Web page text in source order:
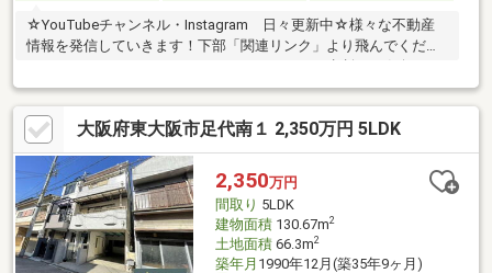
☆YouTubeチャンネル・Instagram 日々更新中☆様々な不動産
情報を発信していきます！下部「関連リンク」より飛んでくださ
に！・年収が低い、奥様だけでローンを組みたい、勤続年数が短
い等、すべてお任せください！
大阪府東大阪市足代南１ 2,350万円 5LDK
2,350万円
間取り 5LDK
建物面積130.67m2
土地面積66.3m2
築年月 1990年12月(築35年9ヶ月)